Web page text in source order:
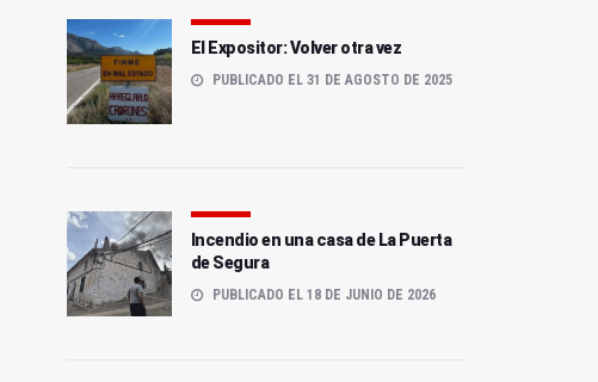
El Expositor: Volver otra vez
PUBLICADO EL 31 DE AGOSTO DE 2025
Incendio en una casa de La Puerta
de Segura
PUBLICADO EL 18 DE JUNIO DE 2026